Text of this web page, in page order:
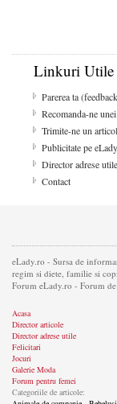
Linkuri Utile
Parerea ta
Recomanda-ne
Trimite-ne un articol
Publicitate pe eLady
Director adrese utile
Contact
eLady.ro - Sursa de
regim si diete, familie si
Forum eLady.ro - Forum
Acasa
Director articole
Director adrese utile
Felicitari
Jocuri
Galerie Moda
Forum pentru femei
Categoriile de articole: